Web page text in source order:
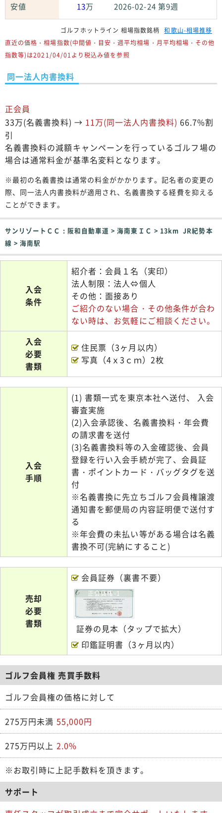
安値 13万 2026-02-24 第9週
ゴルフホットライン 相場指数銘柄 和歌山-相場推移
直近の価格・相場指数(中間値・目安・週平均相場・月平均相場・その他
指数等)は2021/04/01より税込み値を参照
同一法人内書換料
正会員
33万(名義書換料) → 11万(同一法人内書換料) 66.7%割
引
名義書換料の減額キャンペーンを行っているゴルフ場の
場合は通常料金が基準名変料となります。
※最初の名義書換は通常の料金がかかります。記名者の変更の
際、同一法人内書換料が適用され、名義書換する経費を抑える
ことができます。
サンリゾートＣＣ : 阪和自動車道 > 海南東ＩＣ > 13km JR紀勢本
線 > 海南駅
入会
条件
紹介者：会員１名（実印）
法人制限：法人⇔個人
その他：面接あり
ご紹介のない場合・その他条件が合わ
ない時は、お気軽にご相談ください。
入会
必要
書類
住民票（3ヶ月以内）
写真（4ｘ3ｃｍ）2枚
入会
手順
(1) 書類一式を東京本社へ送付、 入会
審査実施
(2)入会承認後、名義書換料・年会費
の請求書を送付
(3)名義書換料等の入金確認後、会員
登録を行い入会手続が完了、会員証
書・ポイントカード・バッグタグを送
付
※名義書換に先立ちゴルフ会員権譲渡
通知書を郵便局の内容証明便で送付す
る
※年会費の未払い等がある場合は名義
書換不可(完納にすること)
売却
必要
書類
会員証券（裏書不要）
正会員権-1
証券の見本（タップで拡大）
印鑑証明書（3ヶ月以内）
ゴルフ会員権 売買手数料
ゴルフ会員権の価格に対して
275万円未満 55,000円
275万円以上 2.0%
※お取引時に上記手数料を頂きます。
サポート